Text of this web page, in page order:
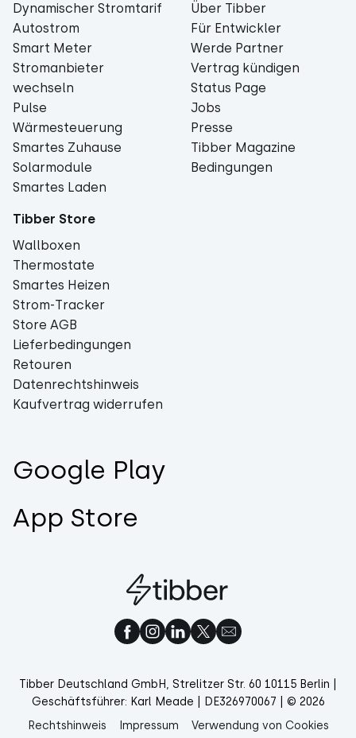
Dynamischer Stromtarif
Autostrom
Smart Meter
Stromanbieter
wechseln
Pulse
Wärmesteuerung
Smartes Zuhause
Solarmodule
Smartes Laden
Über Tibber
Für Entwickler
Werde Partner
Vertrag kündigen
Status Page
Jobs
Presse
Tibber Magazine
Bedingungen
Tibber Store
Wallboxen
Thermostate
Smartes Heizen
Strom-Tracker
Store AGB
Lieferbedingungen
Retouren
Datenrechtshinweis
Kaufvertrag widerrufen
Google Play
App Store
Tibber Deutschland GmbH, Strelitzer Str. 60 10115 Berlin |
Geschäftsführer: Karl Meade | DE326970067 | © 2026
Rechtshinweis
Impressum
Verwendung von Cookies